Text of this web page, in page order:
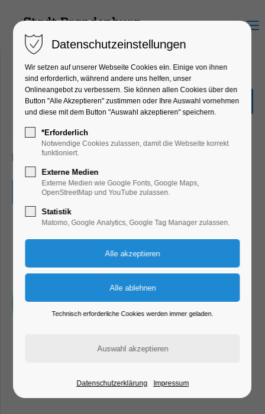
Menu
Die große Kräuterkunde
Bildung, Vortrag, Ferienkalender, Kinder,
Jugend, Mitmach-Aktion
20.07.2026, 12:00–18:00
Eintritt frei
Datenschutzeinstellungen
Wir setzen auf unserer Webseite Cookies ein. Einige von ihnen
sind erforderlich, während andere uns helfen, unser
Onlineangebot zu verbessern. Sie können allen Cookies über den
Button "Alle Akzeptieren" zustimmen oder Ihre Auswahl vornehmen
und diese mit dem Button "Auswahl akzeptieren" speichern.
*Erforderlich
Notwendige Cookies zulassen, damit die Webseite korrekt
funktioniert.
Externe Medien
Externe Medien wie Google Fonts, Google Maps,
OpenStreetMap und YouTube zulassen.
Statistik
Matomo, Google Analytics, Google Tag Manager zulassen.
Technisch erforderliche Cookies werden immer geladen.
Datenschutzerklärung Impressum